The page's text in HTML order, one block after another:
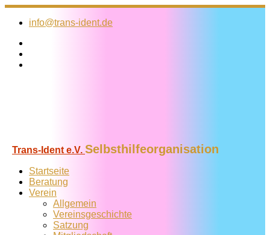
Zum
Inhalt
info@trans-ident.de
Trans-Ident e.V. Selbsthilfeorganisation
Startseite
Beratung
Verein
Allgemein
Vereins­geschichte
Satzung